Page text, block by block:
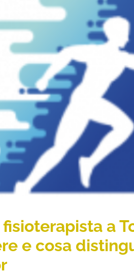
FISIOTERAPISTA A
E COSA DISTINGUE
a
e cosa